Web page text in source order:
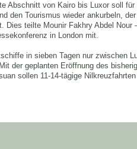
Abschnitt von Kairo bis Luxor soll
den Tourismus wieder ankurbeln,
Dies teilte Mounir Fakhry Abdel Nour
in London mit.
in sieben Tagen nur zwischen
der geplanten Eröffnung des
sollen 11-14-tägige